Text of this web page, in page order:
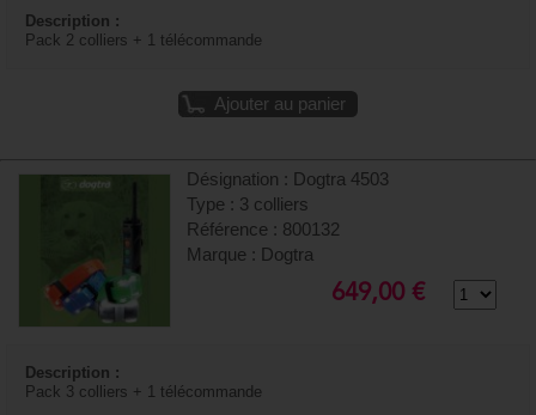
Description :
Pack 2 colliers + 1 télécommande
Ajouter au panier
Désignation : Dogtra 4503
Type : 3 colliers
Référence : 800132
Marque : Dogtra
649,00 €
Description :
Pack 3 colliers + 1 télécommande